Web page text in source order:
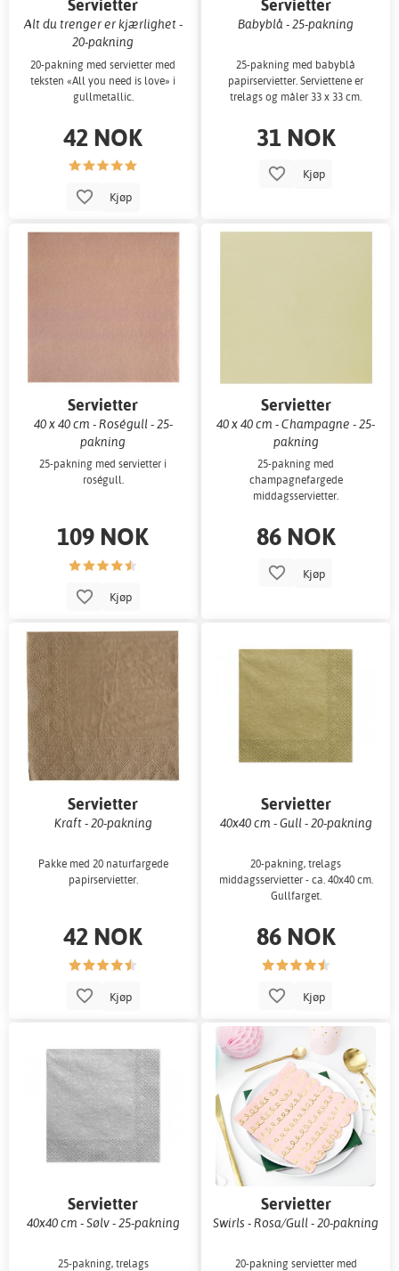
Servietter
Alt du trenger er kjærlighet -
20-pakning
20-pakning med servietter med
teksten «All you need is love» i
gullmetallic.
42 NOK
Kjøp
Servietter
Babyblå - 25-pakning
25-pakning med babyblå
papirservietter. Serviettene er
trelags og måler 33 x 33 cm.
31 NOK
Kjøp
Servietter
40 x 40 cm - Roségull - 25-
pakning
25-pakning med servietter i
roségull.
109 NOK
Kjøp
Servietter
40 x 40 cm - Champagne - 25-
pakning
25-pakning med
champagnefargede
middagsservietter.
86 NOK
Kjøp
Servietter
Kraft - 20-pakning
Pakke med 20 naturfargede
papirservietter.
42 NOK
Kjøp
Servietter
40x40 cm - Gull - 20-pakning
20-pakning, trelags
middagsservietter - ca. 40x40 cm.
Gullfarget.
86 NOK
Kjøp
Servietter
40x40 cm - Sølv - 25-pakning
25-pakning, trelags
Servietter
Swirls - Rosa/Gull - 20-pakning
20-pakning servietter med